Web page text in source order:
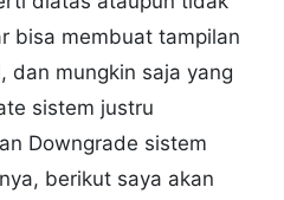
bisa membuat tampilan
dan mungkin saja yang
sistem justru
Downgrade sistem
berikut saya akan